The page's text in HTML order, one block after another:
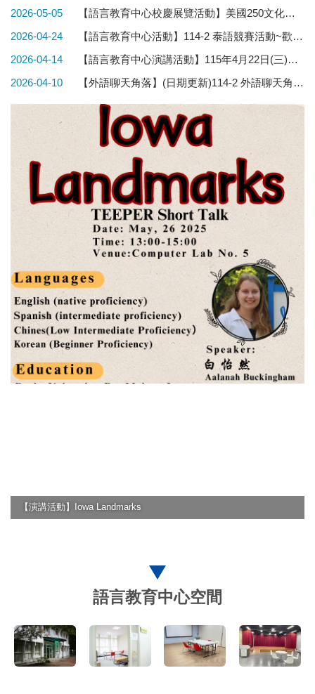
2026-05-05
【語言教育中心校慶展覽活動】美國250文化展：書頁裡的歷史，歷史中的文學
2026-04-24
【語言教育中心活動】114-2 泰語競賽活動~歡迎參加~
2026-04-14
【語言教育中心演講活動】115年4月22日(三)─美國250文化展專題演講
2026-04-10
【外語聊天角落】(日期更新)114-2 外語聊天角落新增週五時段~為Fulbright美國優秀獎助金大學生得主主持的聊天角落~歡迎參加~
【演講活動】Iowa Landmarks
語言教育中心空間